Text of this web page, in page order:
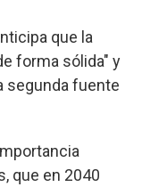
que la
forma sólida" y
segunda fuente
que en 2040